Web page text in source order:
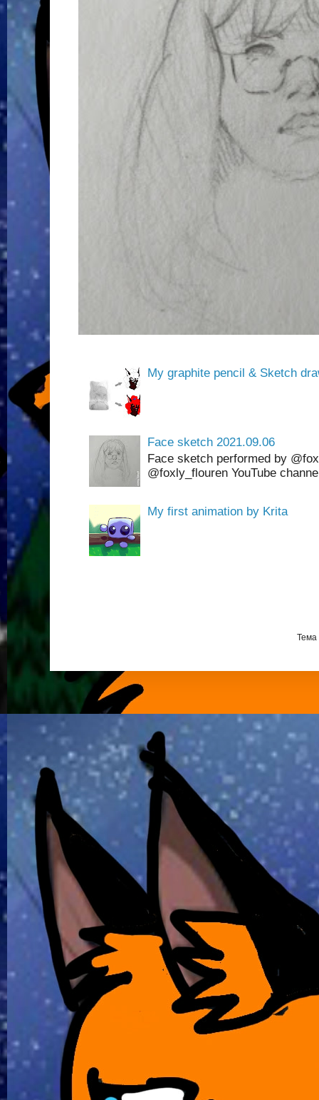
My graphite pencil & Sketch
Face sketch 2021.09.06
Face sketch performed by
@foxly_flouren YouTube
My first animation by Krita
Тема